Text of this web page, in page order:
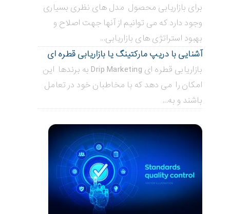
برای بازاریابی محصول مدل های نظری بسیاری
وجود دارد که می توانیم از آنها جهت اصلاح و
بهبود استراتژی های بازاریابی...
آشنایی با دریپ مارکتینگ یا بازاریابی قطره ای
بازاریابی قطره ای Drip Marketing به برندها این
امکان را می دهد که با مخاطبان خود در تعامل
باشند و به...